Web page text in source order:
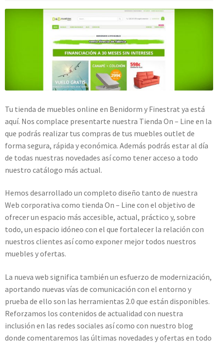
Tu tienda de muebles online en Benidorm y Finestrat ya está
aquí. Nos complace presentarte nuestra Tienda On – Line en la
que podrás realizar tus compras de tus muebles outlet de
forma segura, rápida y económica. Además podrás estar al día
de todas nuestras novedades así como tener acceso a todo
nuestro catálogo más actual.
Hemos desarrollado un completo diseño tanto de nuestra
Web corporativa como tienda On – Line con el objetivo de
ofrecer un espacio más accesible, actual, práctico y, sobre
todo, un espacio idóneo con el que fortalecer la relación con
nuestros clientes así como exponer mejor todos nuestros
muebles y ofertas.
La nueva web significa también un esfuerzo de modernización,
aportando nuevas vías de comunicación con el entorno y
prueba de ello son las herramientas 2.0 que están disponibles.
Reforzamos los contenidos de actualidad con nuestra
inclusión en las redes sociales así como con nuestro blog
donde comentaremos las últimas novedades y ofertas en todo